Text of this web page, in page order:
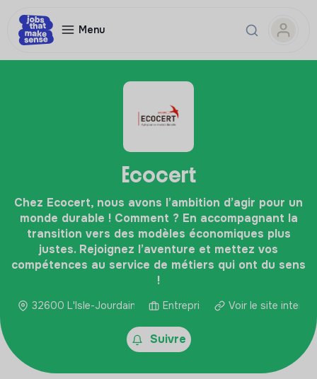
Menu
Ecocert
Chez Ecocert, nous avons l’ambition d’agir pour un
monde durable ! Comment ? En accompagnant la
transition vers des modèles économiques plus
justes. Rejoignez l’aventure et mettez vos
compétences au service de métiers qui ont du sens
!
32600 L'Isle-Jourdain, FranceEntreprise Voir le site internet
Suivre